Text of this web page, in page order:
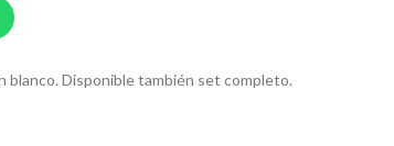
blanco. Disponible también set completo.